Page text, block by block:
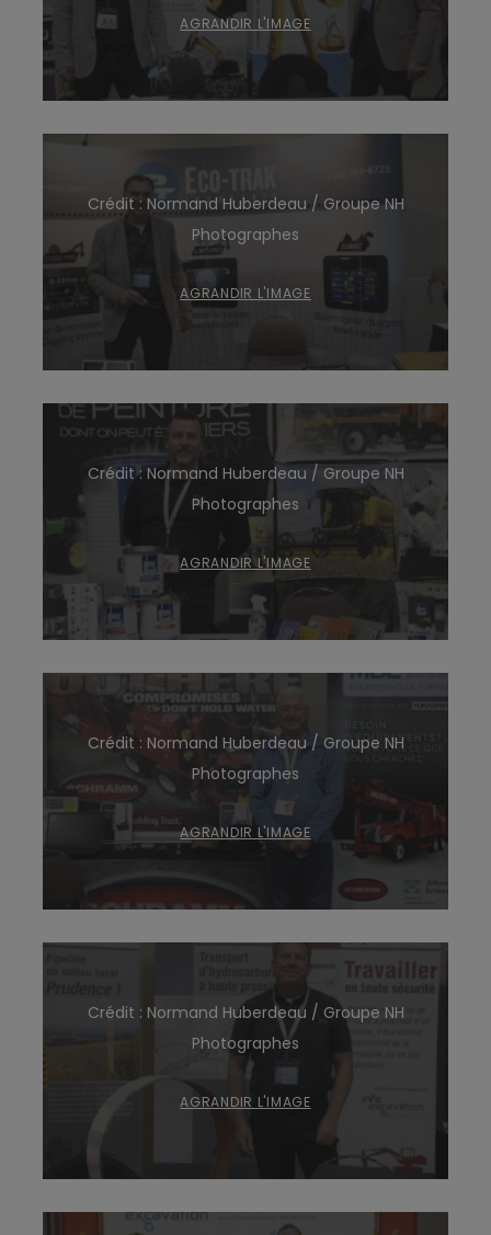
AGRANDIR L'IMAGE
Crédit : Normand Huberdeau / Groupe NH
Photographes
AGRANDIR L'IMAGE
Crédit : Normand Huberdeau / Groupe NH
Photographes
AGRANDIR L'IMAGE
Crédit : Normand Huberdeau / Groupe NH
Photographes
AGRANDIR L'IMAGE
Crédit : Normand Huberdeau / Groupe NH
Photographes
AGRANDIR L'IMAGE